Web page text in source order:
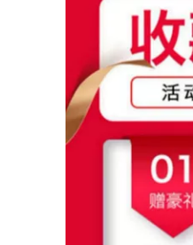
Ghế xếp ngoài trời,
ghế gấp di động,
ghế tựa nhỏ sinh
viên nghệ thuật